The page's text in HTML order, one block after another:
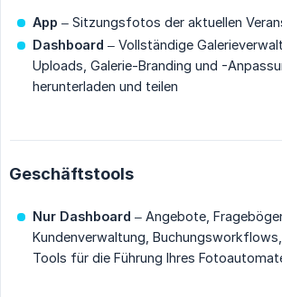
App – Sitzungsfotos der aktuellen
Dashboard – Vollständige
Uploads, Galerie-Branding und -
herunterladen und teilen
Geschäftstools
Nur Dashboard – Angebote,
Kundenverwaltung,
Tools für die Führung Ihres